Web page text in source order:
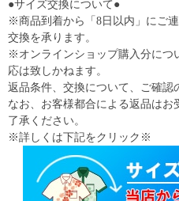
●サイズ交換について●
※商品到着から「8日以内」にご
交換を承ります。
※オンラインショップ購入分につ
応は致しかねます。
返品条件、交換について、ご確認
なお、お客様都合による返品は
了承ください。
※詳しくは下記をクリック※